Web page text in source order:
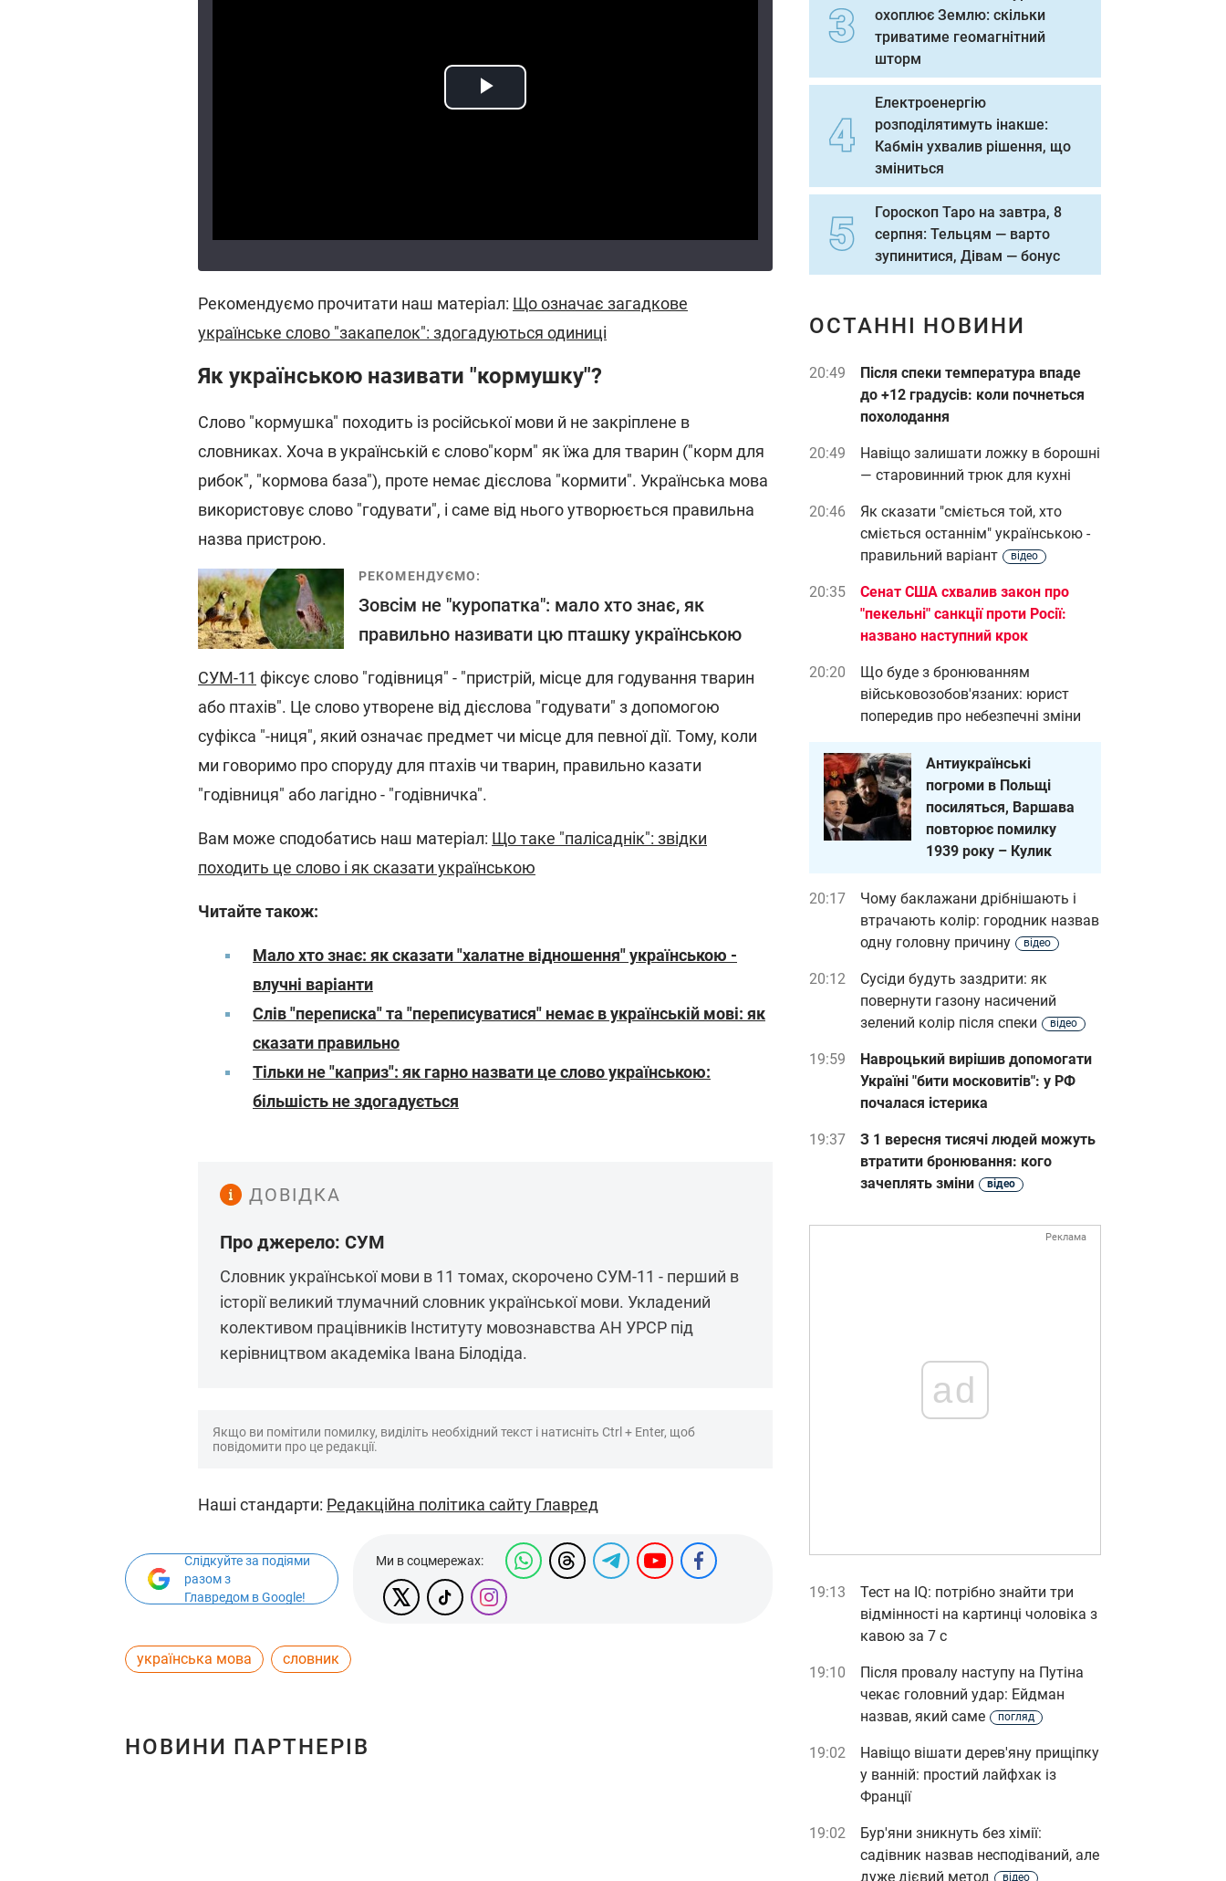
Рекомендуємо прочитати наш матеріал: Що означає загадкове
українське слово "закапелок": здогадуються одиниці
Як українською називати "кормушку"?
Слово "кормушка" походить із російської мови й не закріплене в
словниках. Хоча в українській є слово"корм" як їжа для тварин ("корм для
рибок", "кормова база"), проте немає дієслова "кормити". Українська мова
використовує слово "годувати", і саме від нього утворюється правильна
назва пристрою.
РЕКОМЕНДУЄМО:
Зовсім не "куропатка": мало хто знає, як
правильно називати цю пташку українською
СУМ‑11 фіксує слово "годівниця" - "пристрій, місце для годування тварин
або птахів". Це слово утворене від дієслова "годувати" з допомогою
суфікса "‑ниця", який означає предмет чи місце для певної дії. Тому, коли
ми говоримо про споруду для птахів чи тварин, правильно казати
"годівниця" або лагідно - "годівничка".
Вам може сподобатись наш матеріал: Що таке "палісаднік": звідки
походить це слово і як сказати українською
Читайте також:
Мало хто знає: як сказати "халатне відношення" українською -
влучні варіанти
Слів "переписка" та "переписуватися" немає в українській мові: як
сказати правильно
Тільки не "каприз": як гарно назвати це слово українською:
більшість не здогадується
ДОВІДКА
Про джерело: СУМ
Словник української мови в 11 томах, скорочено СУМ-11 - перший в
історії великий тлумачний словник української мови. Укладений
колективом працівників Інституту мовознавства АН УРСР під
керівництвом академіка Івана Білодіда.
Якщо ви помітили помилку, виділіть необхідний текст і натисніть Ctrl + Enter, щоб
повідомити про це редакції.
Наші стандарти: Редакційна політика сайту Главред
Слідкуйте за подіями
разом з
Главредом в Google!
Ми в соцмережах:
українська мова словник
НОВИНИ ПАРТНЕРІВ
охоплює Землю: скільки
триватиме геомагнітний
шторм
Електроенергію
розподілятимуть інакше:
Кабмін ухвалив рішення, що
зміниться
Гороскоп Таро на завтра, 8
серпня: Тельцям — варто
зупинитися, Дівам — бонус
ОСТАННІ НОВИНИ
20:49
Після спеки температура впаде
до +12 градусів: коли почнеться
похолодання
20:49
Навіщо залишати ложку в борошні
— старовинний трюк для кухні
20:46
Як сказати "сміється той, хто
сміється останнім" українською -
правильний варіант
відео
20:35
Сенат США схвалив закон про
"пекельні" санкції проти Росії:
названо наступний крок
20:20
Що буде з бронюванням
військовозобов'язаних: юрист
попередив про небезпечні зміни
Антиукраїнські
погроми в Польщі
посиляться, Варшава
повторює помилку
1939 року – Кулик
20:17
Чому баклажани дрібнішають і
втрачають колір: городник назвав
одну головну причину
відео
20:12
Сусіди будуть заздрити: як
повернути газону насичений
зелений колір після спеки
відео
19:59
Навроцький вирішив допомогати
Україні "бити московитів": у РФ
почалася істерика
19:37
З 1 вересня тисячі людей можуть
втратити бронювання: кого
зачеплять зміни
відео
Реклама
ad
19:13
Тест на IQ: потрібно знайти три
відмінності на картинці чоловіка з
кавою за 7 с
19:10
Після провалу наступу на Путіна
чекає головний удар: Ейдман
назвав, який саме
погляд
19:02
Навіщо вішати дерев'яну прищіпку
у ванній: простий лайфхак із
Франції
19:02
Бур'яни зникнуть без хімії:
садівник назвав несподіваний, але
дуже дієвий метод
відео